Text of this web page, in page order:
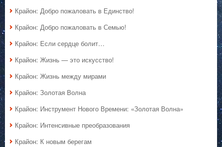
Крайон: Добро пожаловать в Единство!
Крайон: Добро пожаловать в Семью!
Крайон: Если сердце болит…
Крайон: Жизнь — это искусство!
Крайон: Жизнь между мирами
Крайон: Золотая Волна
Крайон: Инструмент Нового Времени: «Золотая Волна»
Крайон: Интенсивные преобразования
Крайон: К новым берегам